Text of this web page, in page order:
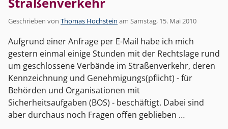
Geschrieben von Thomas Hochstein am Samstag, 15. Mai 2010
Aufgrund einer Anfrage per E-Mail habe ich mich
gestern einmal einige Stunden mit der Rechtslage rund
um geschlossene Verbände im Straßenverkehr, deren
Kennzeichnung und Genehmigungs(pflicht) - für
Behörden und Organisationen mit
Sicherheitsaufgaben (BOS) - beschäftigt. Dabei sind
aber durchaus noch Fragen offen geblieben …